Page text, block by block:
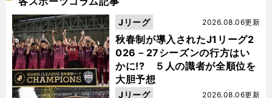
秋春制が導入されたJ1リーグ2
026－27シーズンの行方はい
かに!? ５人の識者が全順位を
大胆予想
2026.08.06更新
Jリーグ
2026.08.06更新
Jリーグ